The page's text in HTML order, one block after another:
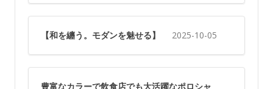
【和を纏う。モダンを魅せる】 2025-10-05
豊富なカラーで飲食店でも大活躍なポロシャ